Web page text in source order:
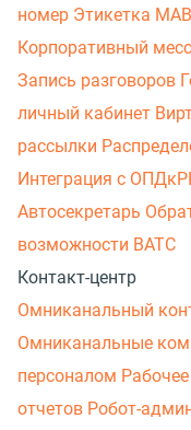
номер Этикетка МАВ
Корпоративный
Запись разговоров
личный кабинет
рассылки
Интеграция с
Автосекретарь
возможности ВАТС
Контакт-центр
Омниканальный
Омниканальные
персоналом
отчетов Робот-